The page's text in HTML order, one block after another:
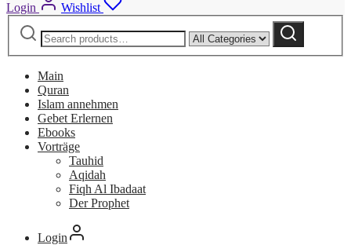
Login
Wishlist
Search
for:
by
category:
Search
Main
Quran
Islam annehmen
Gebet Erlernen
Ebooks
Vorträge
Tauhid
Aqidah
Fiqh Al Ibadaat
Der Prophet
Login